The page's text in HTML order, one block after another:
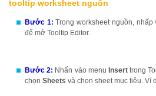
tooltip worksheet nguồn
Bước 1: Trong worksheet nguồn, nhấp
để mở Tooltip Editor.
Bước 2: Nhấn vào menu Inserttrong
chọn Sheets và chọn sheet mục tiêu. Ví